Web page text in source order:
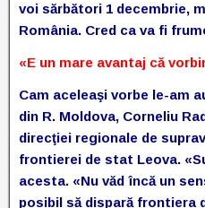
voi sărbători 1 decembrie,
România. Cred ca va fi
«E un mare avantaj că
Cam aceleaşi vorbe le-am
din R. Moldova, Corneliu
direcţiei regionale de
frontierei de stat Leova.
acesta. «Nu văd încă un
posibil să dispară frontiera